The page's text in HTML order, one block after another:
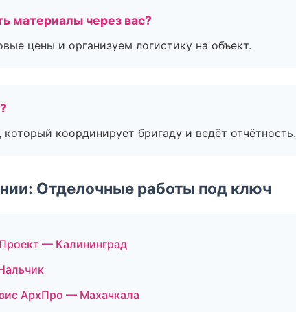
материалы через вас?
цены и организуем логистику на объект.
координирует бригаду и ведёт отчётность.
Отделочные работы под ключ
— Калининград
АрхПро — Махачкала